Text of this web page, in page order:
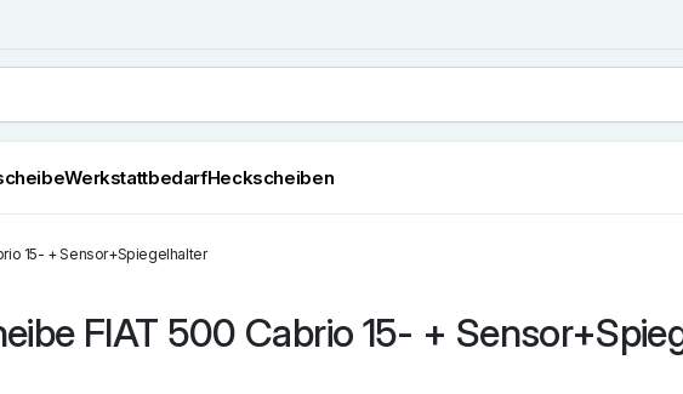
WerkstattbedarfHeckscheiben
15- + Sensor+Spiegelhalter
FIAT 500 Cabrio 15- +